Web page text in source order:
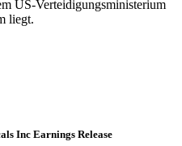
US-Verteidigungsministerium
liegt.
Inc Earnings Release